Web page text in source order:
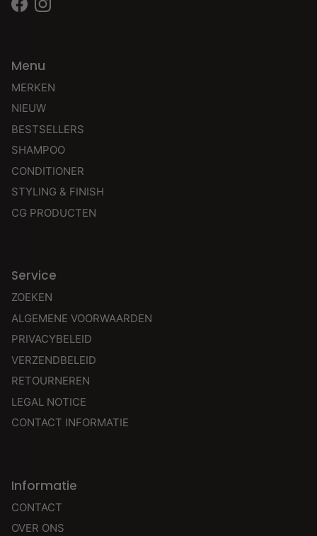
FacebookInstagram
Menu
MERKEN
NIEUW
BESTSELLERS
SHAMPOO
CONDITIONER
STYLING & FINISH
CG PRODUCTEN
Service
ZOEKEN
ALGEMENE VOORWAARDEN
PRIVACYBELEID
VERZENDBELEID
RETOURNEREN
LEGAL NOTICE
CONTACT INFORMATIE
Informatie
CONTACT
OVER ONS